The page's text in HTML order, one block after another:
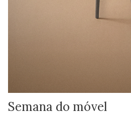
Semana do móvel